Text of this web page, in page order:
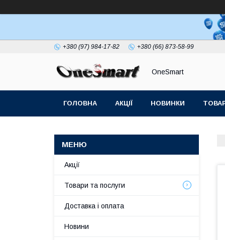
+380 (97) 984-17-82 +380 (66) 873-58-99
OneSmart
ГОЛОВНА АКЦІЇ НОВИНКИ
Акції
Товари та послуги
Доставка і оплата
Новини